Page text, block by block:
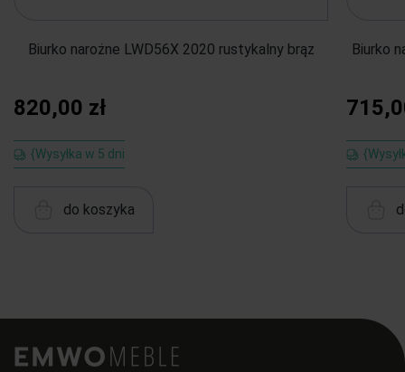
Biurko narożne LWD56X 2020 rustykalny brąz
820,00 zł
{Wysyłka w 5 dni
do koszyka
Biurko